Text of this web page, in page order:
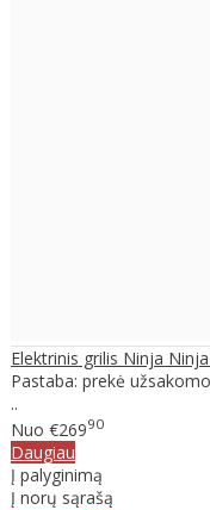
Elektrinis grilis Ninja
Pastaba: prekė
..
Nuo €26990
Daugiau
Į palyginimą
Į norų sąrašą